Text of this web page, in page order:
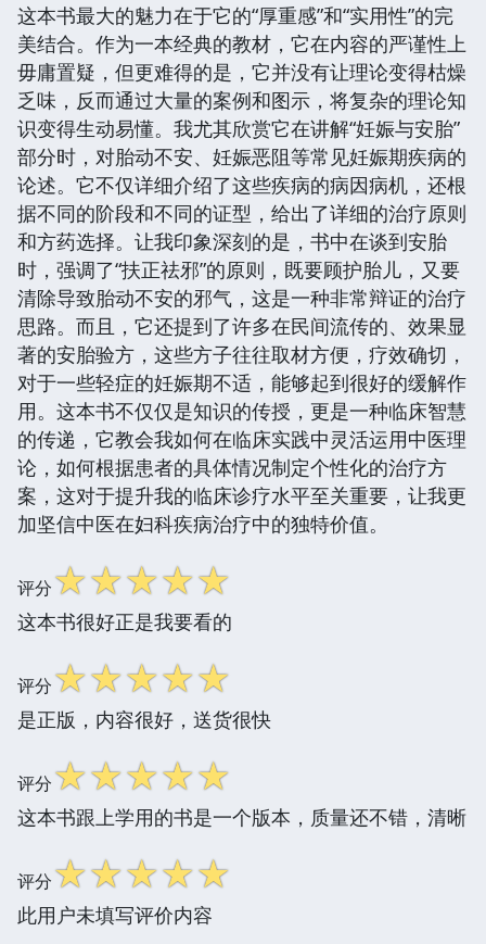
这本书最大的魅力在于它的“厚重感”和“实用性”的完
美结合。作为一本经典的教材，它在内容的严谨性上
毋庸置疑，但更难得的是，它并没有让理论变得枯燥
乏味，反而通过大量的案例和图示，将复杂的理论知
识变得生动易懂。我尤其欣赏它在讲解“妊娠与安胎”
部分时，对胎动不安、妊娠恶阻等常见妊娠期疾病的
论述。它不仅详细介绍了这些疾病的病因病机，还根
据不同的阶段和不同的证型，给出了详细的治疗原则
和方药选择。让我印象深刻的是，书中在谈到安胎
时，强调了“扶正祛邪”的原则，既要顾护胎儿，又要
清除导致胎动不安的邪气，这是一种非常辩证的治疗
思路。而且，它还提到了许多在民间流传的、效果显
著的安胎验方，这些方子往往取材方便，疗效确切，
对于一些轻症的妊娠期不适，能够起到很好的缓解作
用。这本书不仅仅是知识的传授，更是一种临床智慧
的传递，它教会我如何在临床实践中灵活运用中医理
论，如何根据患者的具体情况制定个性化的治疗方
案，这对于提升我的临床诊疗水平至关重要，让我更
加坚信中医在妇科疾病治疗中的独特价值。
评分☆☆☆☆☆
这本书很好正是我要看的
评分☆☆☆☆☆
是正版，内容很好，送货很快
评分☆☆☆☆☆
这本书跟上学用的书是一个版本，质量还不错，清晰
评分☆☆☆☆☆
此用户未填写评价内容